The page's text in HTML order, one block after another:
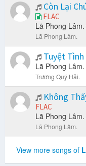
Còn Lại
FLAC
Lã Phong Lâm.
Lã Phong Lâm.
Tuyệt
Lã Phong Lâm.
Trương Quý Hải.
Không
FLAC
Lã Phong Lâm.
Lã Phong Lâm.
View more songs of